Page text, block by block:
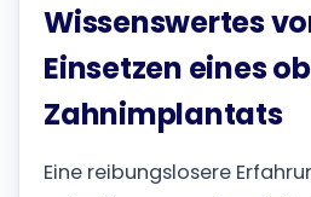
Wissenswertes
Einsetzen eines
Zahnimplantats
Eine reibungslosere